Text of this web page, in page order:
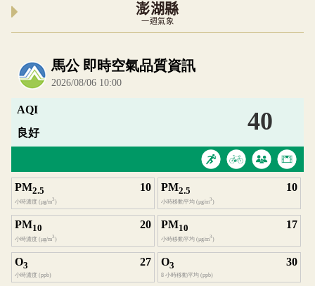
澎湖縣
一週氣象
內嵌空氣品質小工具為視覺預覽，完整即時空